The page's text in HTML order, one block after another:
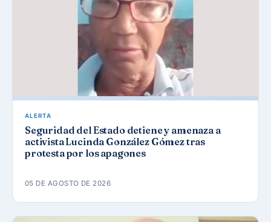
ALERTA
Seguridad del Estado detiene y amenaza a
activista Lucinda González Gómez tras
protesta por los apagones
05 DE AGOSTO DE 2026